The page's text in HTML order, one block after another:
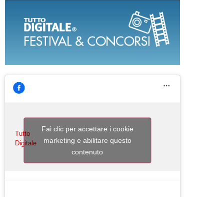
Tutto
Digitale
Fai clic per accettare i cookie
marketing e abilitare questo
contenuto